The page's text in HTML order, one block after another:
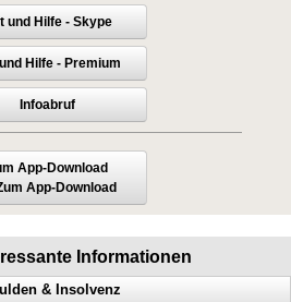
und Hilfe - Skype
Hilfe - Premium
Infoabruf
App-Download
Informationen
& Insolvenz